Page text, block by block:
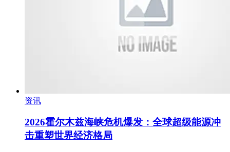
资讯
2026霍尔木兹海峡危机爆发：全球超级能源冲
击重塑世界经济格局